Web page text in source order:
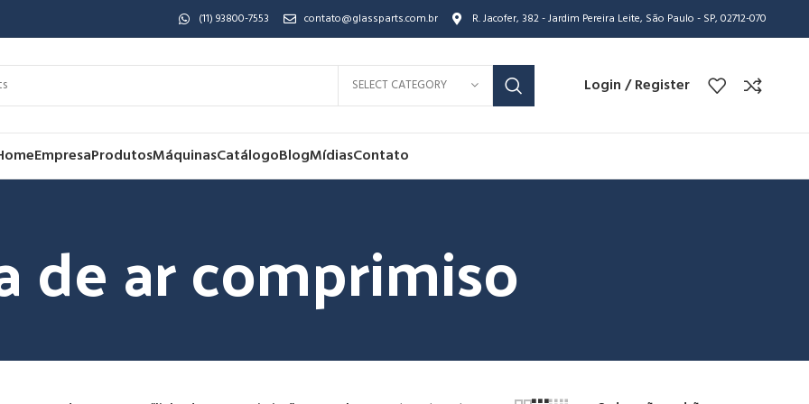
(11) 93800-7553 contato@glassparts.com.br R. Jacofer, 382 - Jardim Pereira Leite, São Paulo - SP, 02712-070
SELECT CATEGORY Login / Register
EmpresaProdutosMáquinasCatálogoBlogMídiasContato
de ar comprimiso